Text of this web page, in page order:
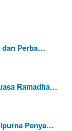
dan Perba…
Ramadha…
Penya…